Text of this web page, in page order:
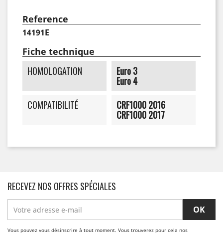
Reference
14191E
Fiche technique
HOMOLOGATION Euro 3
Euro 4
COMPATIBILITÉ
CRF1000 2016
CRF1000 2017
RECEVEZ NOS OFFRES SPÉCIALES
Vous pouvez vous désinscrire à tout moment. Vous trouverez pour cela nos